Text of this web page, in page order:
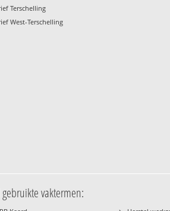
Terschelling
West-Terschelling
gebruikte vaktermen: